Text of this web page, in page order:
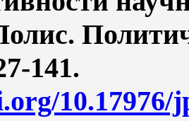
141.
10.17976/